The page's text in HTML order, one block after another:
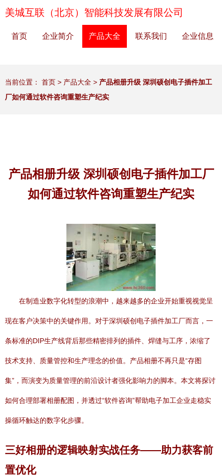
美城互联（北京）智能科技发展有限公司
首页 企业简介 产品大全 联系我们 企业信息
当前位置： 首页 > 产品大全 > 产品相册升级 深圳硕创电子插件加工
厂如何通过软件咨询重塑生产纪实
产品相册升级 深圳硕创电子插件加工厂
如何通过软件咨询重塑生产纪实
在制造业数字化转型的浪潮中，越来越多的企业开始重视视觉呈
现在客户决策中的关键作用。对于深圳硕创电子插件加工厂而言，一
条标准的DIP生产线背后那些精密排列的插件、焊缝与工序，浓缩了
技术支持、质量管控和生产理念的价值。产品相册不再只是“存图
集”，而演变为质量管理的前沿设计者强化影响力的脚本。本文将探讨
如何合理部署相册配图，并透过“软件咨询”帮助电子加工企业走稳实
操循环触达的数字化步骤。
三好相册的逻辑映射实战任务——助力获客前
置优化